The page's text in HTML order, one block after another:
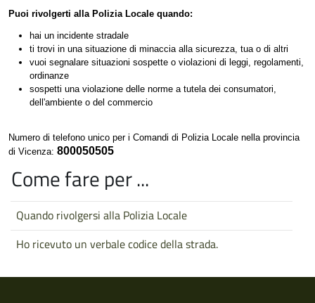
Puoi rivolgerti alla Polizia Locale quando:
hai un incidente stradale
ti trovi in una situazione di minaccia alla sicurezza, tua o di altri
vuoi segnalare situazioni sospette o violazioni di leggi, regolamenti,
ordinanze
sospetti una violazione delle norme a tutela dei consumatori,
dell'ambiente o del commercio
Numero di telefono unico per i Comandi di Polizia Locale nella provincia
di Vicenza: 800050505
Come fare per ...
Quando rivolgersi alla Polizia Locale
Ho ricevuto un verbale codice della strada.